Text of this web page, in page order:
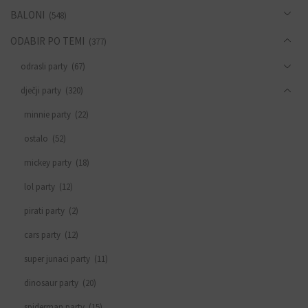
BALONI (548)
ODABIR PO TEMI (377)
odrasli party (67)
dječji party (320)
minnie party (22)
ostalo (52)
mickey party (18)
lol party (12)
pirati party (2)
cars party (12)
super junaci party (11)
dinosaur party (20)